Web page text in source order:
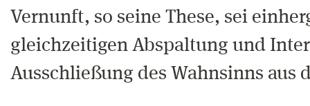
Vernunft, so seine These, sei
gleichzeitigen Abspaltung und
Ausschließung des Wahnsinns aus